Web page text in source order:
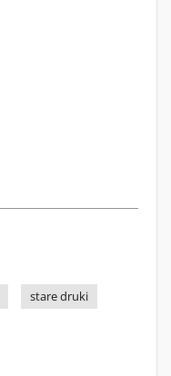
stare druki